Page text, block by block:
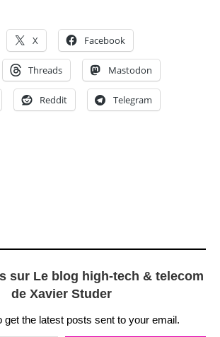
X Facebook
Threads Mastodon
Reddit Telegram
sur Le blog high-tech & telecom
de Xavier Studer
get the latest posts sent to your email.